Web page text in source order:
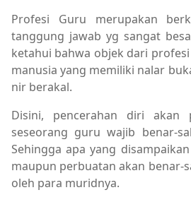
Profesi Guru merupakan
tanggung jawab yg sangat
ketahui bahwa objek dari
manusia yang memiliki nalar
nir berakal.
Disini, pencerahan diri akan
seseorang guru wajib benar-
Sehingga apa yang
maupun perbuatan akan benar-
oleh para muridnya.